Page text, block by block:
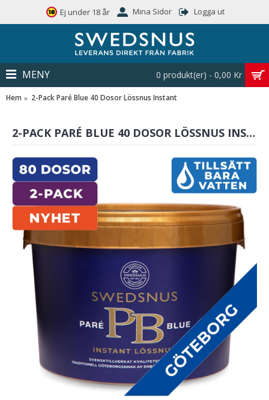
Ej under 18 år Mina Sidor Logga ut
0 produkt(er) - 0,00 Kr
MENY
Hem 2-Pack Paré Blue 40 Dosor Lössnus Instant
2-PACK PARÉ BLUE 40 DOSOR LÖSSNUS INSTANT